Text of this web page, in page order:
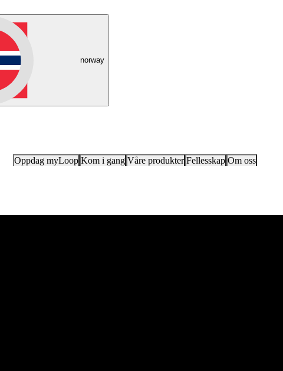
norway
Oppdag myLoop Kom i gang Våre produkter Fellesskap Om oss